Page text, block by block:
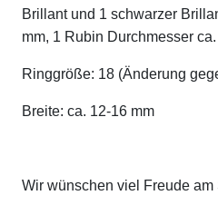
Brillant und 1 schwarzer
mm, 1 Rubin Durchmesser
Ringgröße: 18 (Änderung
Breite: ca. 12-16 mm
Wir wünschen viel Freude am